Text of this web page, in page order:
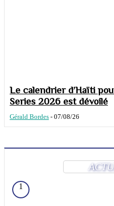
Le calendrier d’Haïti
Series 2026 est dévoilé
Gérald Bordes - 07/08/26
1